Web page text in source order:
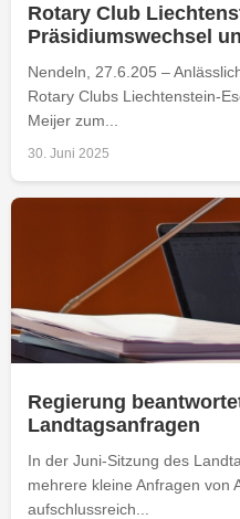
Rotary Club
Präsidiumswechsel
Nendeln, 27.6.205 –
Rotary Clubs Liechtenstein-
Meijer zum...
30. Juni 2025
Regierung
Landtagsanfragen
In der Juni-Sitzung des
mehrere kleine Anfragen von
aufschlussreich...